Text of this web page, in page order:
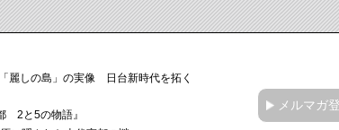
麗しの島」の実像 日台新時代を拓く「3
2と5の物語』
メルマガ